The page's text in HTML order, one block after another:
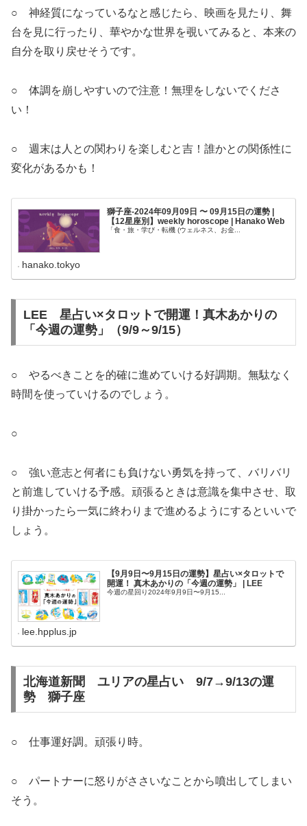
○ 神経質になっているなと感じたら、映画を見たり、舞
台を見に行ったり、華やかな世界を覗いてみると、本来の
自分を取り戻せそうです。
○ 体調を崩しやすいので注意！無理をしないでくださ
い！
○ 週末は人との関わりを楽しむと吉！誰かとの関係性に
変化があるかも！
獅子座-2024年09月09日 〜 09月15日の運勢 |
【12星座別】weekly horoscope | Hanako Web
「食・旅・学び・転機 (ウェルネス、お金...
hanako.tokyo
LEE 星占い×タロットで開運！真木あかりの
「今週の運勢」（9/9～9/15）
○ やるべきことを的確に進めていける好調期。無駄なく
時間を使っていけるのでしょう。
○
○ 強い意志と何者にも負けない勇気を持って、バリバリ
と前進していける予感。頑張るときは意識を集中させ、取
り掛かったら一気に終わりまで進めるようにするといいで
しょう。
【9月9日〜9月15日の運勢】星占い×タロットで
開運！ 真木あかりの「今週の運勢」 | LEE
今週の星回り2024年9月9日〜9月15...
lee.hpplus.jp
北海道新聞 ユリアの星占い 9/7→9/13の運
勢 獅子座
○ 仕事運好調。頑張り時。
○ パートナーに怒りがささいなことから噴出してしまい
そう。